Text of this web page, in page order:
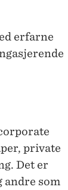
erfarne
private
Det er
som